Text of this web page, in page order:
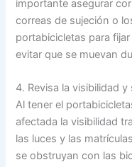
importante asegurar
correas de sujeción o
portabicicletas para
evitar que se muevan
4. Revisa la visibilidad y
Al tener el
afectada la visibilidad
las luces y las
se obstruyan con las